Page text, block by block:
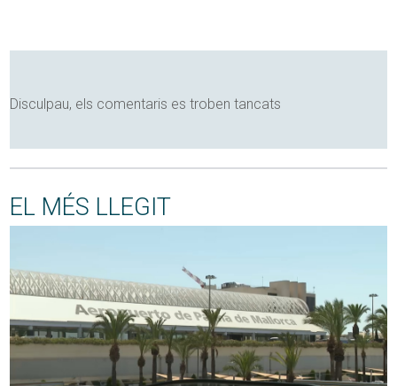
Disculpau, els comentaris es troben tancats
EL MÉS LLEGIT